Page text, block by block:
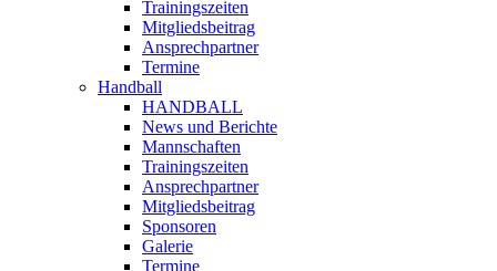
Trainingszeiten
Mitgliedsbeitrag
Ansprechpartner
Termine
Handball
HANDBALL
News und Berichte
Mannschaften
Trainingszeiten
Ansprechpartner
Mitgliedsbeitrag
Sponsoren
Galerie
Termine